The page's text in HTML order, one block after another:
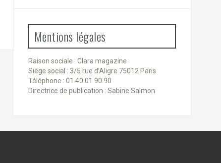
Mentions légales
Raison sociale : Clara magazine
Siège social : 3/5 rue d’Aligre 75012 Paris
Téléphone : 01 40 01 90 90
Directrice de publication : Sabine Salmon